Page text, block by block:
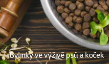
Bylinky ve výživě psů a koček